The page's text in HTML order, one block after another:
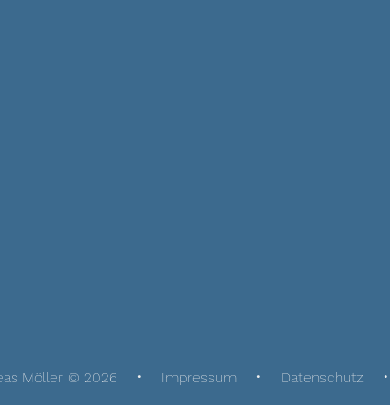
Möller © 2026 Impressum Datenschutz